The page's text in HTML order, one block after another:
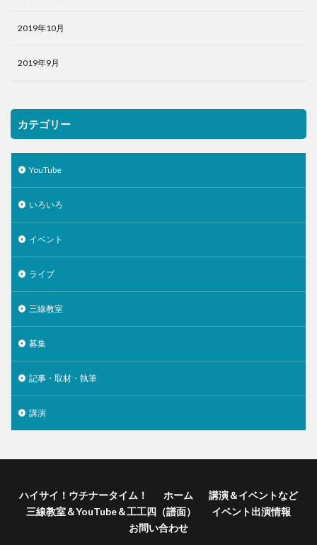
2019年10月
2019年9月
カテゴリー
YouTube
いろいろ
イベント
ライブ
三線教室
募集
記事・取材・執筆
講演
ハイサイ！ウチナータイム！ ホーム
講演＆イベントなど
三線教室＆YouTube＆工工四（譜面）
イベント出演情報
お問い合わせ